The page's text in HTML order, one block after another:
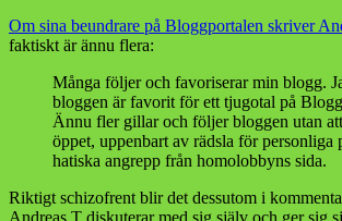
Om sina beundrare på Bloggportalen skriver
faktiskt är ännu flera:
Många följer och favoriserar min blogg.
bloggen är favorit för ett tjugotal på
Ännu fler gillar och följer bloggen utan
öppet, uppenbart av rädsla för personliga
hatiska angrepp från homolobbyns sida.
Riktigt schizofrent blir det dessutom i